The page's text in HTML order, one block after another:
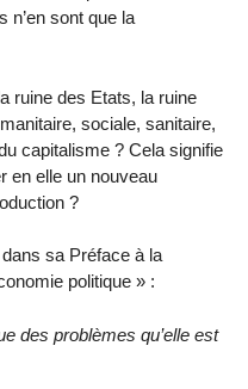
n’en sont que la
ruine des Etats, la ruine
sociale, sanitaire,
capitalisme ? Cela signifie
en elle un nouveau
?
sa Préface à la
politique » :
des problèmes qu’elle est